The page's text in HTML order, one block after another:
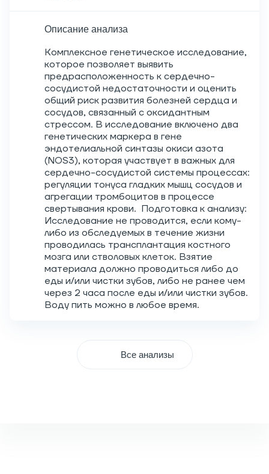
Описание анализа
Комплексное генетическое исследование,
которое позволяет выявить
предрасположенность к сердечно-
сосудистой недостаточности и оценить
общий риск развития болезней сердца и
сосудов, связанный с оксидантным
стрессом. В исследование включено два
генетических маркера в гене
эндотелиальной синтазы окиси азота
(NOS3), которая участвует в важных для
сердечно-сосудистой системы процессах:
регуляции тонуса гладких мышц сосудов и
агрегации тромбоцитов в процессе
свертывания крови. Подготовка к анализу:
Исследование не проводится, если кому-
либо из обследуемых в течение жизни
проводилась трансплантация костного
мозга или стволовых клеток. Взятие
материала должно проводиться либо до
еды и/или чистки зубов, либо не ранее чем
через 2 часа после еды и/или чистки зубов.
Воду пить можно в любое время.
Все анализы